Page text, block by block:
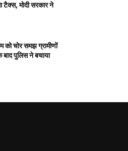
टैक्स, मोदी सरकार ने
को चोर समझ ग्रामीणों
बाद पुलिस ने बचाया